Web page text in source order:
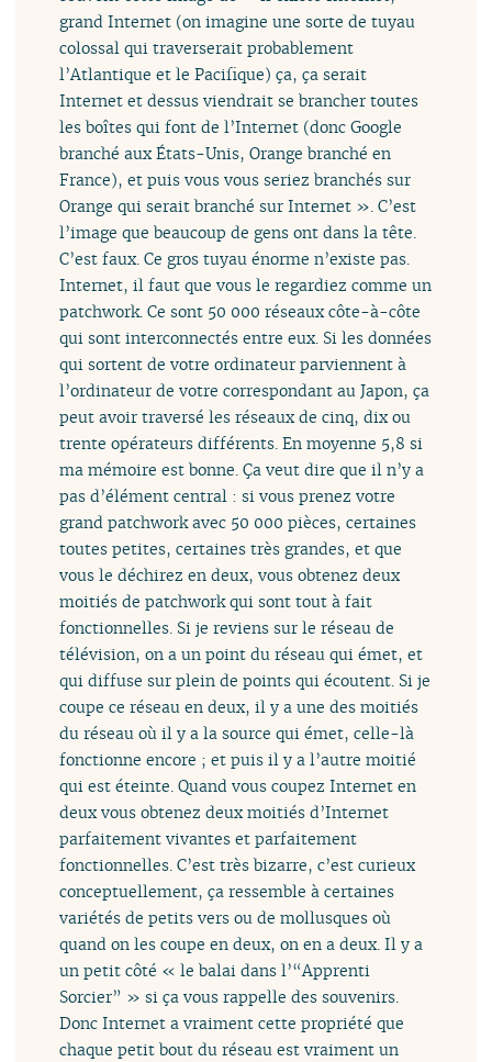
grand Internet (on imagine une sorte de tuyau
colossal qui traverserait probablement
l’Atlantique et le Pacifique) ça, ça serait
Internet et dessus viendrait se brancher toutes
les boîtes qui font de l’Internet (donc Google
branché aux États-Unis, Orange branché en
France), et puis vous vous seriez branchés sur
Orange qui serait branché sur Internet ». C’est
l’image que beaucoup de gens ont dans la tête.
C’est faux. Ce gros tuyau énorme n’existe pas.
Internet, il faut que vous le regardiez comme un
patchwork. Ce sont 50 000 réseaux côte-à-côte
qui sont interconnectés entre eux. Si les données
qui sortent de votre ordinateur parviennent à
l’ordinateur de votre correspondant au Japon, ça
peut avoir traversé les réseaux de cinq, dix ou
trente opérateurs différents. En moyenne 5,8 si
ma mémoire est bonne. Ça veut dire que il n’y a
pas d’élément central : si vous prenez votre
grand patchwork avec 50 000 pièces, certaines
toutes petites, certaines très grandes, et que
vous le déchirez en deux, vous obtenez deux
moitiés de patchwork qui sont tout à fait
fonctionnelles. Si je reviens sur le réseau de
télévision, on a un point du réseau qui émet, et
qui diffuse sur plein de points qui écoutent. Si je
coupe ce réseau en deux, il y a une des moitiés
du réseau où il y a la source qui émet, celle-là
fonctionne encore ; et puis il y a l’autre moitié
qui est éteinte. Quand vous coupez Internet en
deux vous obtenez deux moitiés d’Internet
parfaitement vivantes et parfaitement
fonctionnelles. C’est très bizarre, c’est curieux
conceptuellement, ça ressemble à certaines
variétés de petits vers ou de mollusques où
quand on les coupe en deux, on en a deux. Il y a
un petit côté « le balai dans l’“Apprenti
Sorcier” » si ça vous rappelle des souvenirs.
Donc Internet a vraiment cette propriété que
chaque petit bout du réseau est vraiment un